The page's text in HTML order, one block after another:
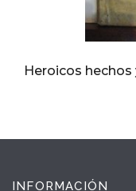
INFORMACIÓN